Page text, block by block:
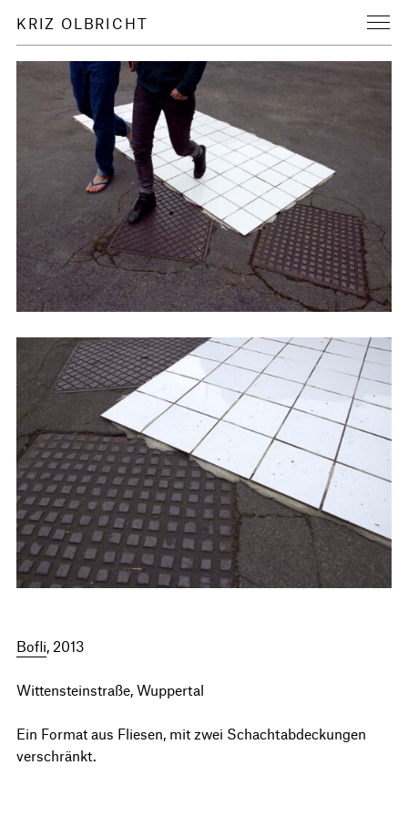
Bofli , 2013
Wittensteinstraße, Wuppertal
Ein Format aus Fliesen, mit zwei Schachtabdeckungen
verschränkt.
KRIZ OLBRICHT